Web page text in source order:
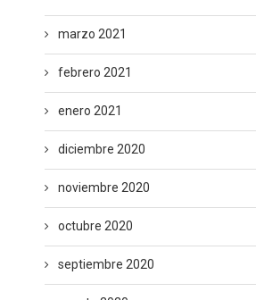
marzo 2021
febrero 2021
enero 2021
diciembre 2020
noviembre 2020
octubre 2020
septiembre 2020